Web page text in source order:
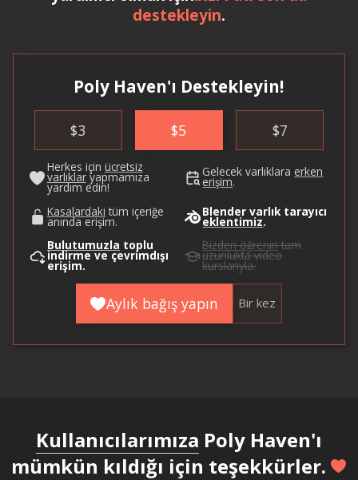
destekleyin.
Poly Haven'ı Destekleyin!
$3 $5 $7
Herkes için ücretsiz
varlıklaryapmamıza
yardım edin!
Gelecek varlıklara erken
erişim.
Kasalardaki tüm içeriğe
anında erişim.
Blender varlık tarayıcı
eklentimiz.
Bulutumuzla toplu
indirme ve çevrimdışı
erişim.
Bizden öğrenintam
uzunlukta video
kurslarıyla.
Aylık bağış yapın Bir kez
Kullanıcılarımıza Poly Haven'ı
mümkün kıldığı için teşekkürler.